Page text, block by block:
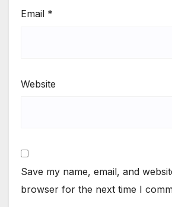
Email *
Website
Save my name, email, and
browser for the next time I